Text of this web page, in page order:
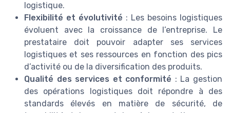
logistique.
Flexibilité et évolutivité : Les besoins logistiques
évoluent avec la croissance de l’entreprise. Le
prestataire doit pouvoir adapter ses services
logistiques et ses ressources en fonction des pics
d’activité ou de la diversification des produits.
Qualité des services et conformité : La gestion
des opérations logistiques doit répondre à des
standards élevés en matière de sécurité, de